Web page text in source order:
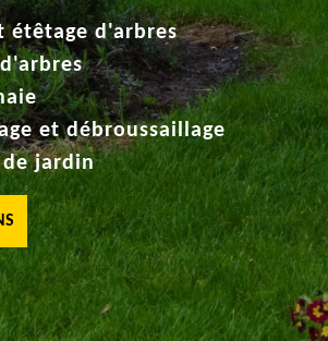
étêtage d'arbres
et débroussaillage
jardin